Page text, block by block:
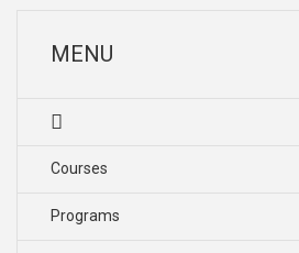
MENU
Courses
Programs